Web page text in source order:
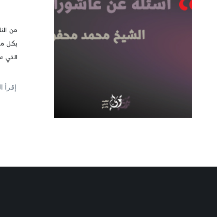
من
بكل
التي
إقرأ